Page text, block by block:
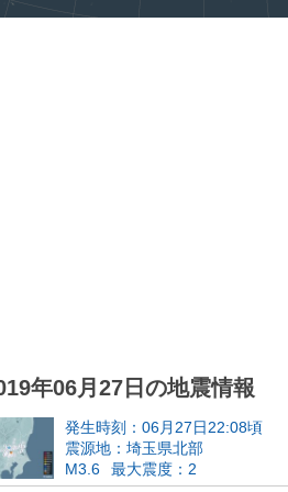
年06月27日の地震情報
発生時刻：06月27日22:08頃
震源地：埼玉県北部
M3.6
最大震度：2